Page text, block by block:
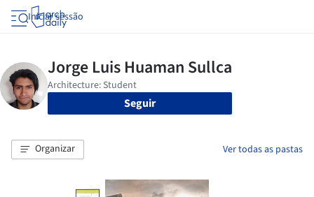
Iniciar sessão
Seguir
Organizar Ver todas as pastas